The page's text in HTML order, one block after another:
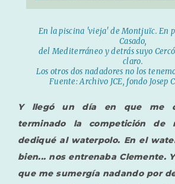
En la piscina 'vieja' de Montjuïc. En
Casado,
del Mediterráneo y detrás suyo
claro.
Los otros dos nadadores no los
Fuente: Archivo JCE, fondo Josep
Y llegó un día en que me
terminado la competición de
dediqué al waterpolo. En el
bien... nos entrenaba Clemente.
que me sumergía nadando por